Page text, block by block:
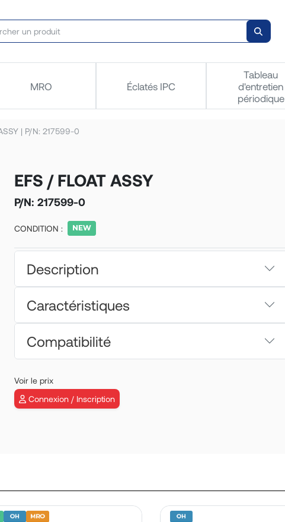
MRO Éclatés IPC
Tableau
d'entretien
périodique
| P/N: 217599-0
EFS / FLOAT ASSY
P/N: 217599-0
CONDITION :
Description
Caractéristiques
Compatibilité
Voir le prix
Connexion / Inscription